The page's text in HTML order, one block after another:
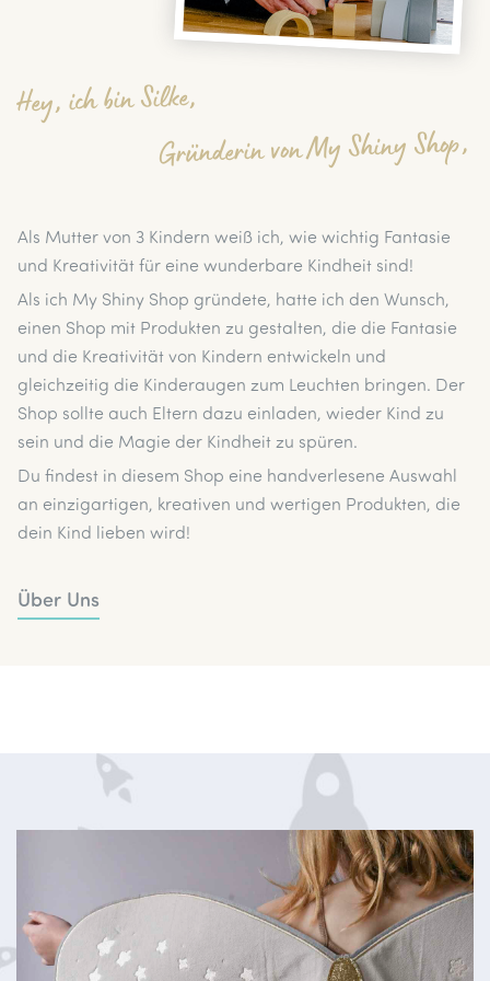
Hey, ich bin Silke,
Gründerin von My Shiny Shop,
Als Mutter von 3 Kindern weiß ich, wie wichtig Fantasie
und Kreativität für eine wunderbare Kindheit sind!
Als ich My Shiny Shop gründete, hatte ich den Wunsch,
einen Shop mit Produkten zu gestalten, die die Fantasie
und die Kreativität von Kindern entwickeln und
gleichzeitig die Kinderaugen zum Leuchten bringen. Der
Shop sollte auch Eltern dazu einladen, wieder Kind zu
sein und die Magie der Kindheit zu spüren.
Du findest in diesem Shop eine handverlesene Auswahl
an einzigartigen, kreativen und wertigen Produkten, die
dein Kind lieben wird!
Über Uns